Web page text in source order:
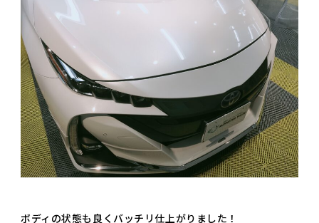
ボディの状態も良くバッチリ仕上がりました！